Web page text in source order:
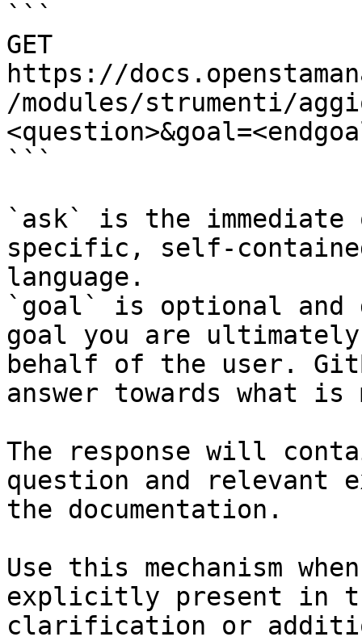
```
GET
https://
/modules/strumenti/
```
`ask` is the
specific, self-
language.
`goal` is optional and
goal you are
behalf of the user.
answer towards what
The response will
question and relevant
the documentation.
Use this mechanism
explicitly present in
clarification or